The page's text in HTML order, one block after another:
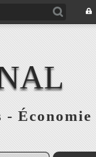
Économie